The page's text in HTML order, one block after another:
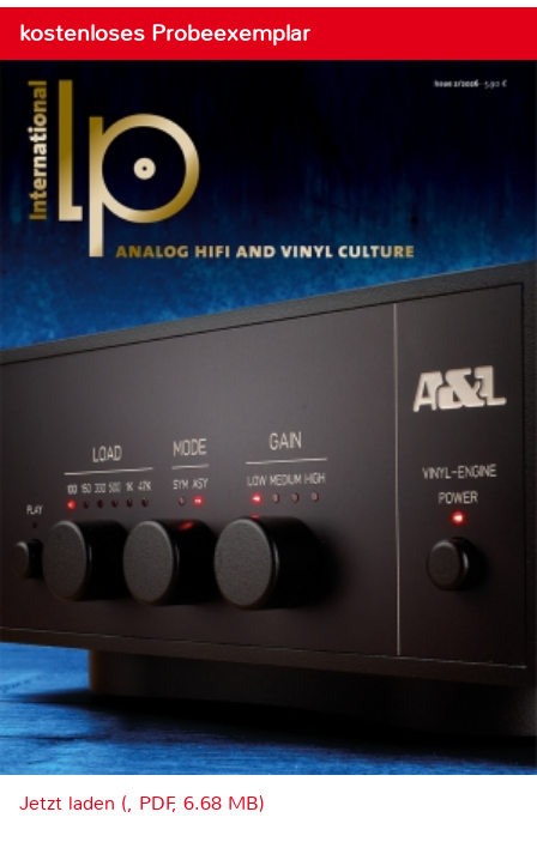
kostenloses Probeexemplar
Jetzt laden (, PDF, 6.68 MB)